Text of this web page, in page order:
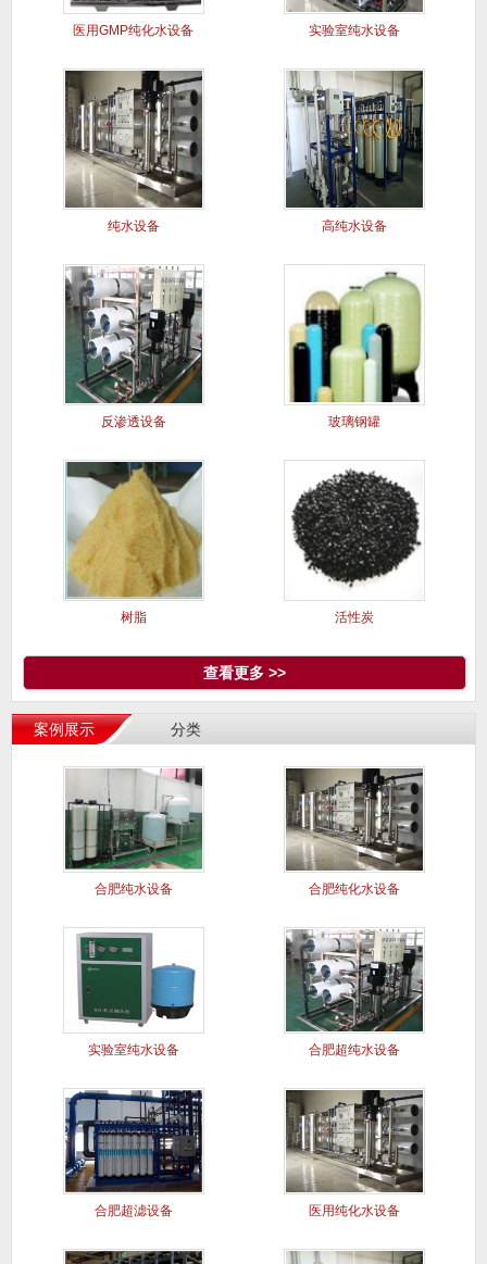
医用GMP纯化水设备 实验室纯水设备
纯水设备 高纯水设备
反渗透设备 玻璃钢罐
树脂 活性炭
查看更多 >>
案例展示 分类
合肥纯水设备 合肥纯化水设备
实验室纯水设备 合肥超纯水设备
合肥超滤设备 医用纯化水设备